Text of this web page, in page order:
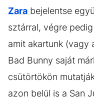
Zara bejelentse
sztárral, végre
amit akartunk (vagy
Bad Bunny saját
csütörtökön
azon belül is a San